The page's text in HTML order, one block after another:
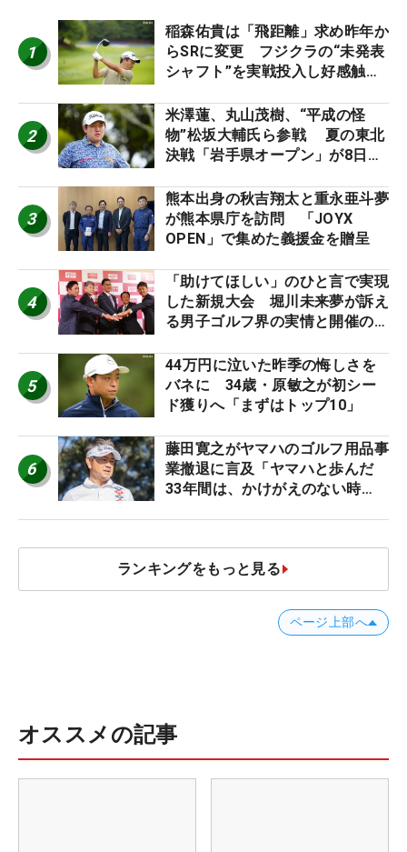
1
稲森佑貴は「飛距離」求め昨年か
らSRに変更 フジクラの“未発表
シャフト”を実戦投入し好感触
ーのヒトネタ！】
2
米澤蓮、丸山茂樹、“平成の怪
物”松坂大輔氏ら参戦 夏の東北
決戦「岩手県オープン」が8日開
3
熊本出身の秋吉翔太と重永亜斗夢
が熊本県庁を訪問 「JOYX
OPEN」で集めた義援金を贈呈
4
「助けてほしい」のひと言で実現
した新規大会 堀川未来夢が訴え
る男子ゴルフ界の実情と開催の舞
5
44万円に泣いた昨季の悔しさを
バネに 34歳・原敏之が初シー
ド獲りへ「まずはトップ10」
6
藤田寛之がヤマハのゴルフ用品事
業撤退に言及「ヤマハと歩んだ
33年間は、かけがえのない時
ランキングをもっと見る
ページ上部へ
オススメの記事